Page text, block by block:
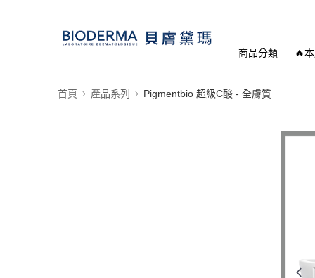
商品分類 🔥
首頁 產品系列 Pigmentbio 超級C酸 - 全膚質